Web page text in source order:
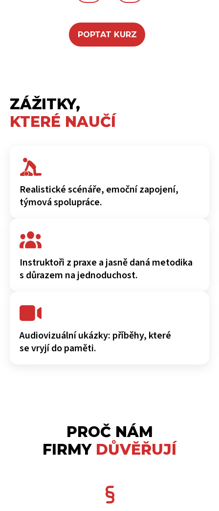
POPTAT KURZ
ZÁŽITKY,
KTERÉ NAUČÍ
Realistické scénáře, emoční zapojení,
týmová spolupráce.
Instruktoři z praxe a jasně daná metodika
s důrazem na jednoduchost.
Audiovizuální ukázky: příběhy, které
se vryjí do paměti.
PROČ NÁM
FIRMYDŮVĚŘUJÍ